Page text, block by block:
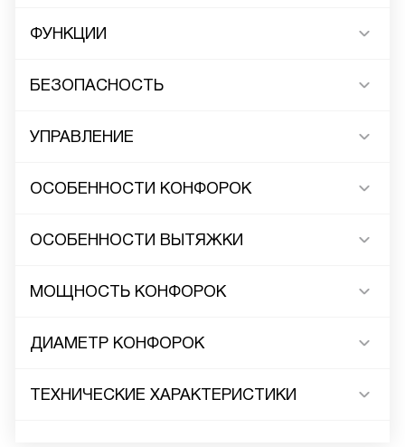
ФУНКЦИИ
БЕЗОПАСНОСТЬ
УПРАВЛЕНИЕ
ОСОБЕННОСТИ КОНФОРОК
ОСОБЕННОСТИ ВЫТЯЖКИ
МОЩНОСТЬ КОНФОРОК
ДИАМЕТР КОНФОРОК
ТЕХНИЧЕСКИЕ ХАРАКТЕРИСТИКИ